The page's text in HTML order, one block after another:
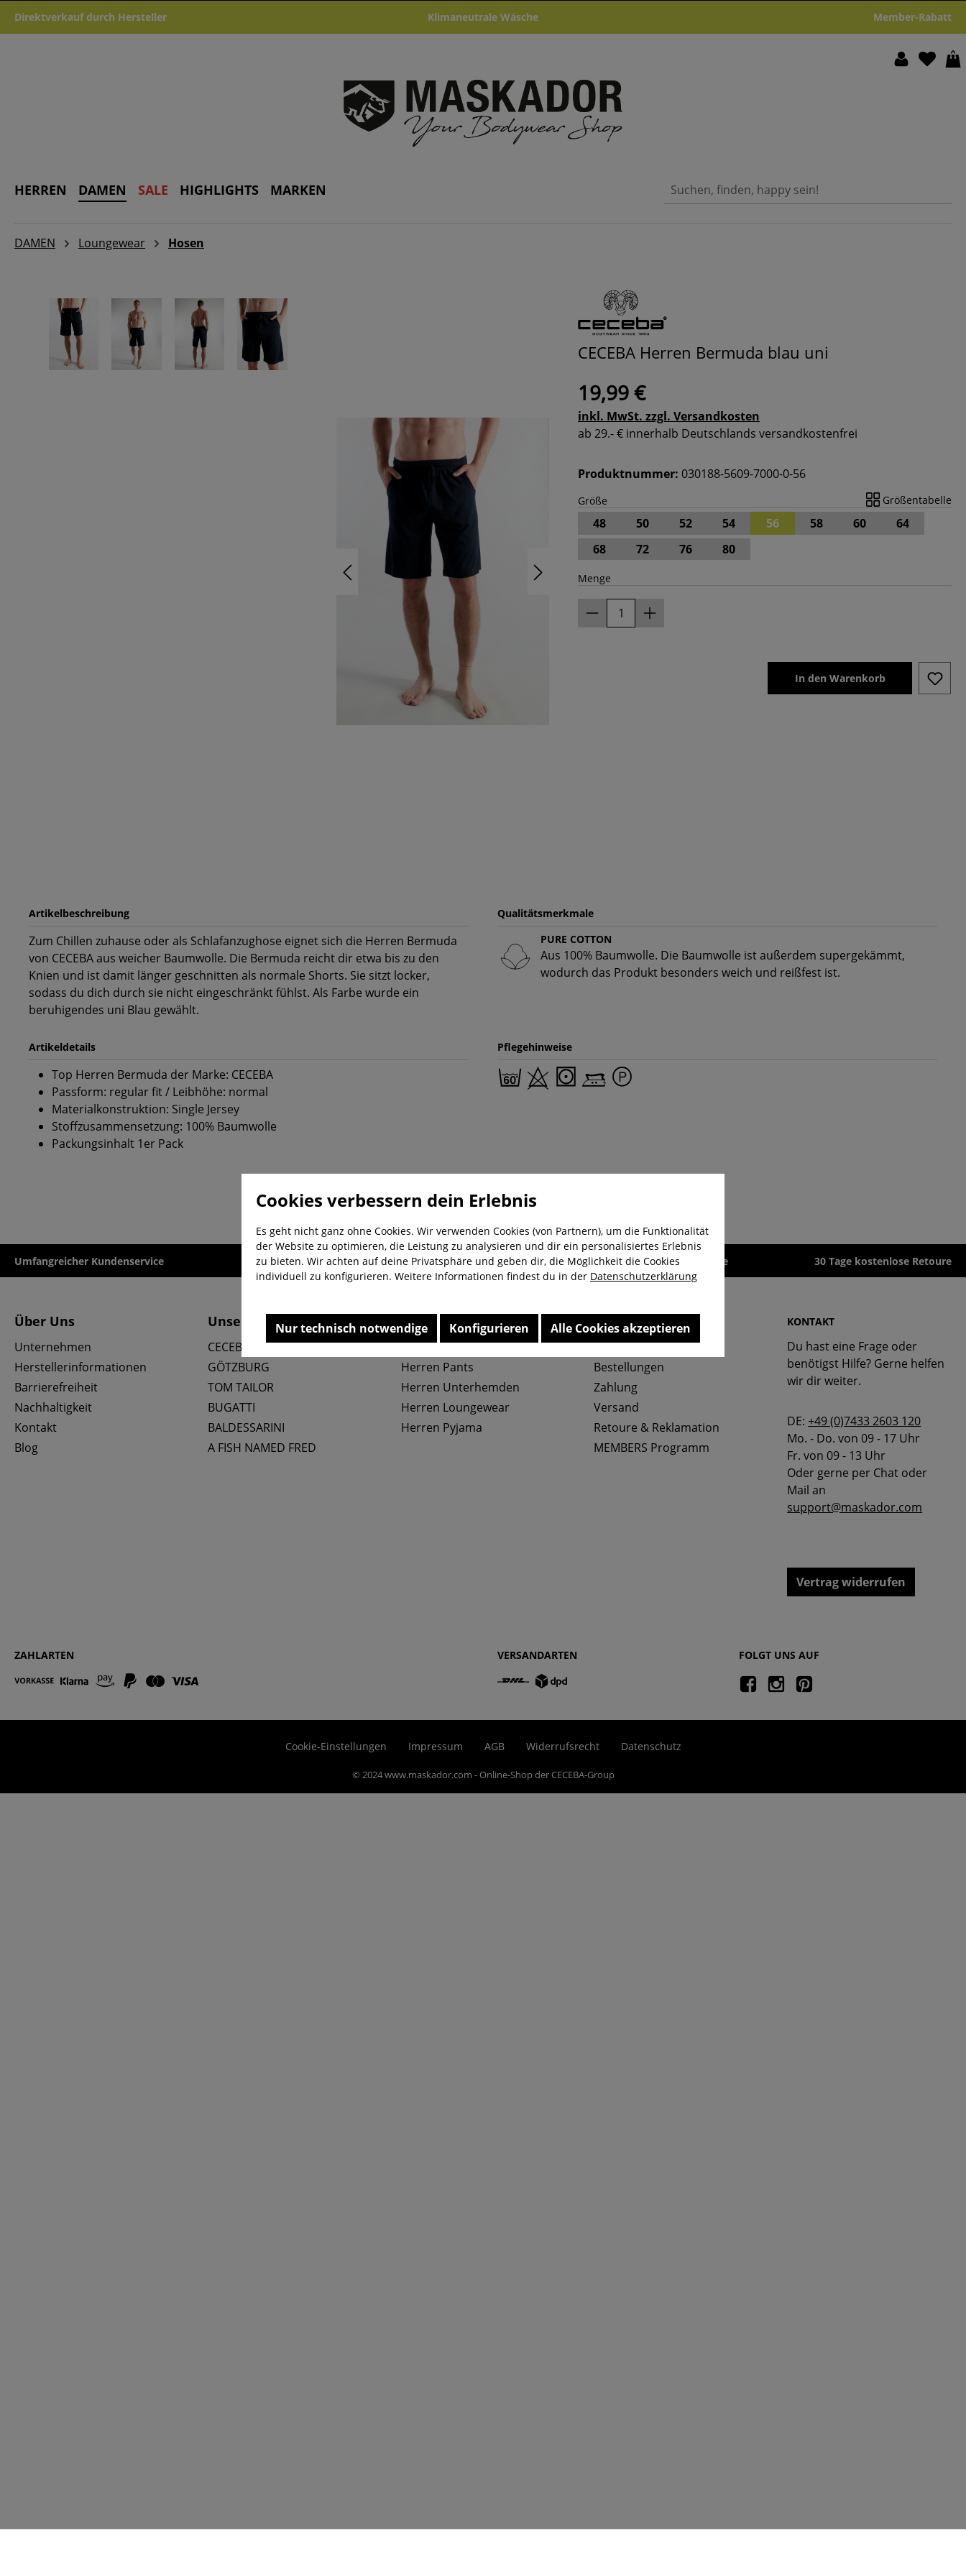
Hauptinhalt springen
Zur Suche springen
Zur Hauptnavigation springen
Direktverkauf durch Hersteller Klimaneutrale Wäsche Member-Rabatt
HERREN DAMEN SALE HIGHLIGHTS MARKEN
DAMEN Loungewear Hosen
CECEBA Herren Bermuda blau uni
19,99 €
inkl. MwSt. zzgl. Versandkosten
ab 29.- € innerhalb Deutschlands versandkostenfrei
Produktnummer: 030188-5609-7000-0-56
Größe Größentabelle
48 50 52 54 56 58 60
64
68
72 76 80
Menge
In den Warenkorb
Artikelbeschreibung
Zum Chillen zuhause oder als Schlafanzughose eignet sich die Herren Bermuda
von CECEBA aus weicher Baumwolle. Die Bermuda reicht dir etwa bis zu den
Knien und ist damit länger geschnitten als normale Shorts. Sie sitzt locker,
sodass du dich durch sie nicht eingeschränkt fühlst. Als Farbe wurde ein
beruhigendes uni Blau gewählt.
Qualitätsmerkmale
PURE COTTON
Aus 100% Baumwolle. Die Baumwolle ist außerdem supergekämmt,
wodurch das Produkt besonders weich und reißfest ist.
Artikeldetails
Top Herren Bermuda der Marke: CECEBA
Passform: regular fit / Leibhöhe: normal
Materialkonstruktion: Single Jersey
Stoffzusammensetzung: 100% Baumwolle
Packungsinhalt 1er Pack
Pflegehinweise
Umfangreicher Kundenservice Kauf auf Rechnung Kostenloser Versand ab 29,-€ Lieferzeit 1-3 Werktage 30 Tage kostenlose Retoure
Über Uns
Unternehmen
Herstellerinformationen
Barrierefreiheit
Nachhaltigkeit
Kontakt
Blog
Unsere Marken
CECEBA
GÖTZBURG
TOM TAILOR
BUGATTI
BALDESSARINI
A FISH NAMED FRED
Top Kategorien
Herren Slips
Herren Pants
Herren Unterhemden
Herren Loungewear
Herren Pyjama
Service & FAQ
Größentabellen
Bestellungen
Zahlung
Versand
Retoure & Reklamation
MEMBERS Programm
KONTAKT
Du hast eine Frage oder
benötigst Hilfe? Gerne helfen
wir dir weiter.
DE:+49 (0)7433 2603 120
Mo. - Do. von 09 - 17 Uhr
Fr. von 09 - 13 Uhr
Oder gerne per Chat oder
Mail an
support@maskador.com
Vertrag widerrufen
ZAHLARTEN VERSANDARTEN FOLGT UNS AUF
Cookie-Einstellungen Impressum AGB Widerrufsrecht Datenschutz
© 2024 www.maskador.com - Online-Shop der CECEBA-Group
Cookies verbessern dein Erlebnis
Es geht nicht ganz ohne Cookies. Wir verwenden Cookies (von Partnern), um die Funktionalität
der Website zu optimieren, die Leistung zu analysieren und dir ein personalisiertes Erlebnis
zu bieten. Wir achten auf deine Privatsphäre und geben dir, die Möglichkeit die Cookies
individuell zu konfigurieren. Weitere Informationen findest du in der Datenschutzerklärung
Nur technisch notwendige Konfigurieren Alle Cookies akzeptieren